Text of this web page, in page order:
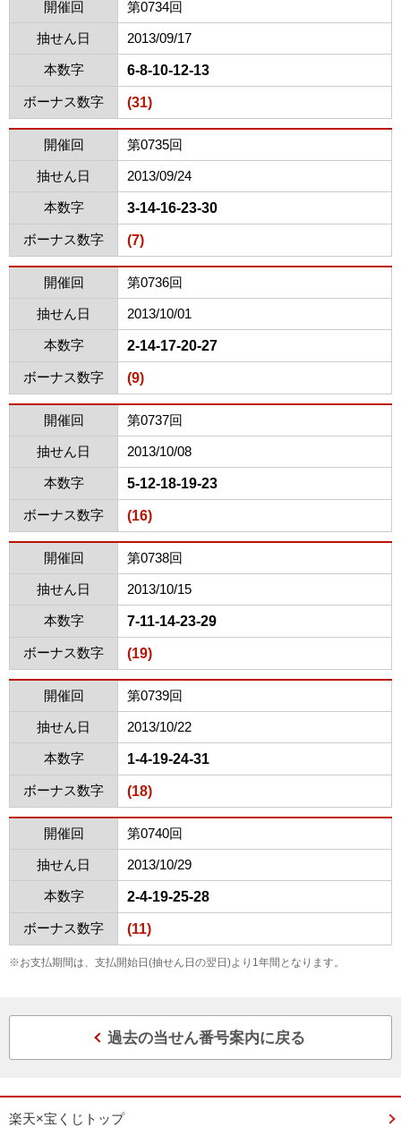
開催回 第0734回
抽せん日 2013/09/17
本数字 6-8-10-12-13
ボーナス数字 (31)
開催回 第0735回
抽せん日 2013/09/24
本数字 3-14-16-23-30
ボーナス数字 (7)
開催回 第0736回
抽せん日 2013/10/01
本数字 2-14-17-20-27
ボーナス数字 (9)
開催回 第0737回
抽せん日 2013/10/08
本数字 5-12-18-19-23
ボーナス数字 (16)
開催回 第0738回
抽せん日 2013/10/15
本数字 7-11-14-23-29
ボーナス数字 (19)
開催回 第0739回
抽せん日 2013/10/22
本数字 1-4-19-24-31
ボーナス数字 (18)
開催回 第0740回
抽せん日 2013/10/29
本数字 2-4-19-25-28
ボーナス数字 (11)
※お支払期間は、支払開始日(抽せん日の翌日)より1年間となります。
過去の当せん番号案内に戻る
楽天×宝くじトップ